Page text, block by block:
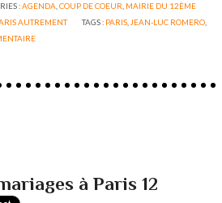
:AGENDA COUP DE COEUR MAIRIE DU 12ÈME
AUTREMENT TAGS : PARIS JEAN-LUC ROMERO
à Paris 12